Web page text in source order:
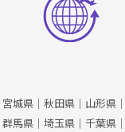
宮城県 ｜ 秋田県 ｜ 山形県 ｜
群馬県 ｜ 埼玉県 ｜ 千葉県 ｜